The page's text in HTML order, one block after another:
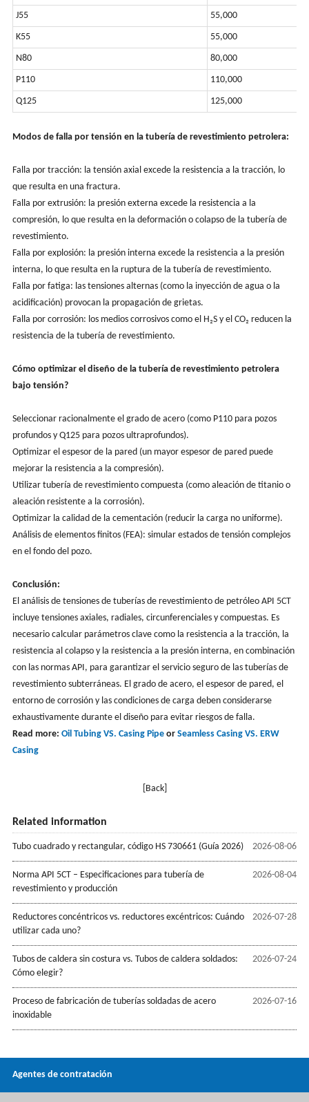
J55 55,000
K55 55,000
N80 80,000
P110 110,000
Q125 125,000
Modos de falla por tensión en la tubería de revestimiento petrolera:
Falla por tracción: la tensión axial excede la resistencia a la tracción, lo
que resulta en una fractura.
Falla por extrusión: la presión externa excede la resistencia a la
compresión, lo que resulta en la deformación o colapso de la tubería de
revestimiento.
Falla por explosión: la presión interna excede la resistencia a la presión
interna, lo que resulta en la ruptura de la tubería de revestimiento.
Falla por fatiga: las tensiones alternas (como la inyección de agua o la
acidificación) provocan la propagación de grietas.
Falla por corrosión: los medios corrosivos como el H₂S y el CO₂ reducen la
resistencia de la tubería de revestimiento.
Cómo optimizar el diseño de la tubería de revestimiento petrolera
bajo tensión?
Seleccionar racionalmente el grado de acero (como P110 para pozos
profundos y Q125 para pozos ultraprofundos).
Optimizar el espesor de la pared (un mayor espesor de pared puede
mejorar la resistencia a la compresión).
Utilizar tubería de revestimiento compuesta (como aleación de titanio o
aleación resistente a la corrosión).
Optimizar la calidad de la cementación (reducir la carga no uniforme).
Análisis de elementos finitos (FEA): simular estados de tensión complejos
en el fondo del pozo.
Conclusión:
El análisis de tensiones de tuberías de revestimiento de petróleo API 5CT
incluye tensiones axiales, radiales, circunferenciales y compuestas. Es
necesario calcular parámetros clave como la resistencia a la tracción, la
resistencia al colapso y la resistencia a la presión interna, en combinación
con las normas API, para garantizar el servicio seguro de las tuberías de
revestimiento subterráneas. El grado de acero, el espesor de pared, el
entorno de corrosión y las condiciones de carga deben considerarse
exhaustivamente durante el diseño para evitar riesgos de falla.
Read more: Oil Tubing VS. Casing Pipe or Seamless Casing VS. ERW
Casing
[Back]
Related information
2026-08-06
Tubo cuadrado y rectangular, código HS 730661 (Guía 2026)
2026-08-04
Norma API 5CT – Especificaciones para tubería de
revestimiento y producción
2026-07-28
Reductores concéntricos vs. reductores excéntricos: Cuándo
utilizar cada uno?
2026-07-24
Tubos de caldera sin costura vs. Tubos de caldera soldados:
Cómo elegir?
2026-07-16
Proceso de fabricación de tuberías soldadas de acero
inoxidable
Agentes de contratación